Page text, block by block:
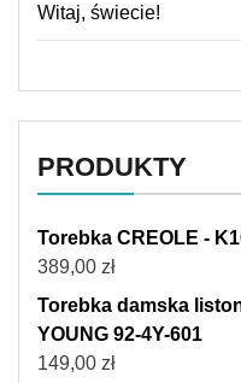
Witaj, świecie!
PRODUKTY
Torebka CREOLE -
389,00 zł
Torebka damska
YOUNG 92-4Y-601
149,00 zł